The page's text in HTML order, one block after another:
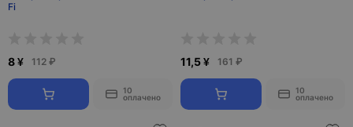
Fi
8 ¥ 112 ₽
10
оплачено
11,5 ¥ 161 ₽
10
оплачено